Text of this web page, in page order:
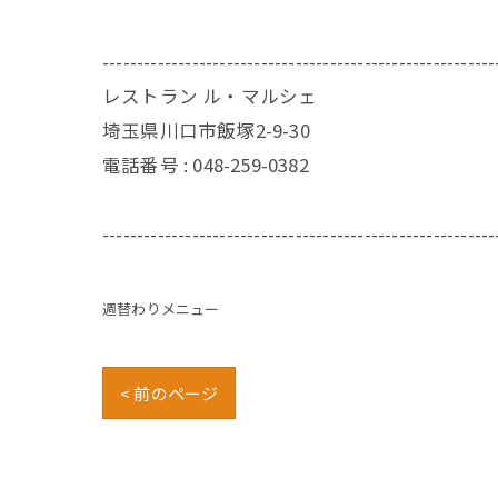
レストラン ル・マルシェ
埼玉県川口市飯塚2-9-30
電話番号 : 048-259-0382
週替わりメニュー
< 前のページ